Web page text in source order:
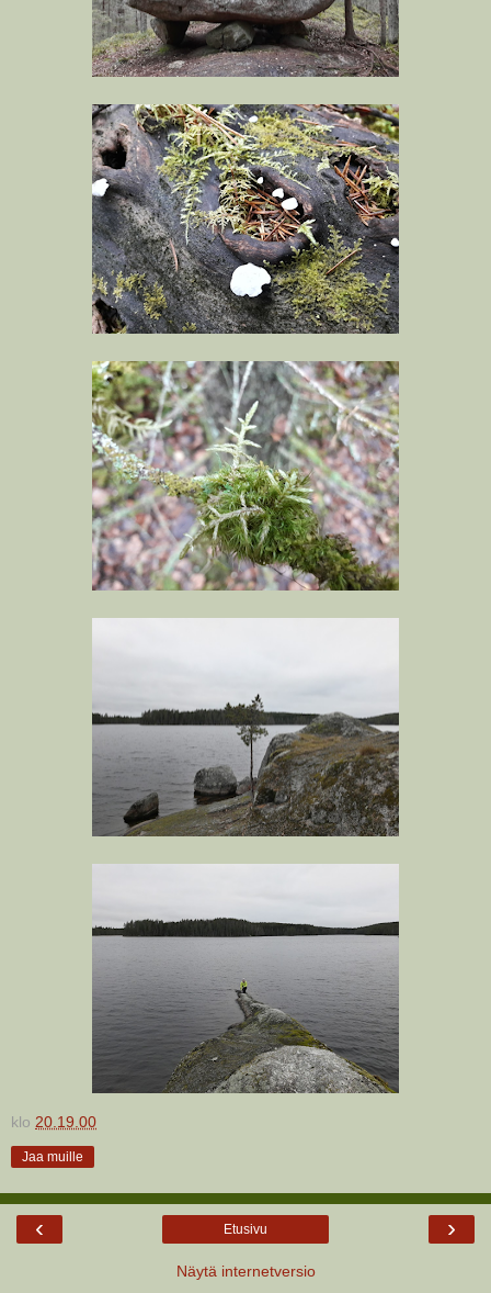
klo 20.19.00
Jaa muille
‹ ›
Etusivu
Näytä internetversio